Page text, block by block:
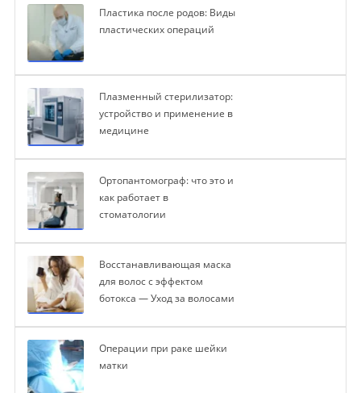
Пластика после родов: Виды
пластических операций
Плазменный стерилизатор:
устройство и применение в
медицине
Ортопантомограф: что это и
как работает в
стоматологии
Восстанавливающая маска
для волос с эффектом
ботокса — Уход за волосами
Операции при раке шейки
матки